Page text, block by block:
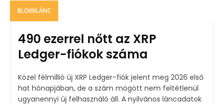
BLOKKLÁNC
490 ezerrel nőtt az XRP
Ledger-fiókok száma
Közel félmillió új XRP Ledger-fiók jelent meg 2026 első
hat hónapjában, de a szám mögött nem feltétlenül
ugyanennyi új felhasználó áll. A nyilvános láncadatok